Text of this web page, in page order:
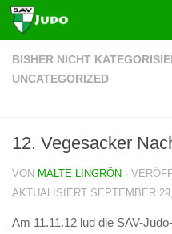
Zum Inhalt springen
BISHER NICHT
UNCATEGORIZED
12. Vegesacker
VON MALTE LINGRÖN ·
AKTUALISIERT SEPTEMBER
Am 11.11.12 lud die SAV-